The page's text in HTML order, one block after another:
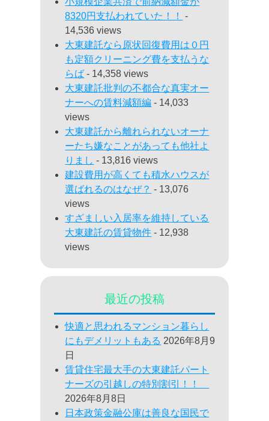
8320円支払われていた！！
-
14,536 views
大東建託なら原状回復費用は０円
も定額クリーニング費を支払うな
らば - 14,358 views
大東建託批判の不都合な真実オー
ナーへの賃料減額編 - 14,033
views
大東建託から離れられないオーナ
ーたち嫌なことがあっても他社よ
りまし - 13,816 views
建設費用が高くても積水ハウスが
選ばれるのはなぜ？ - 13,076
views
すざましい入居率を維持している
大東建託の賃貸物件 - 12,938
views
最近の投稿
快適と思われるマンション暮らし
にもデメリットもある 2026年8月9
日
賃貸住宅最大手の大東建託パート
ナーズの引越しの特別割引！！
2026年8月8日
日本政策金融公庫は善良な国民で